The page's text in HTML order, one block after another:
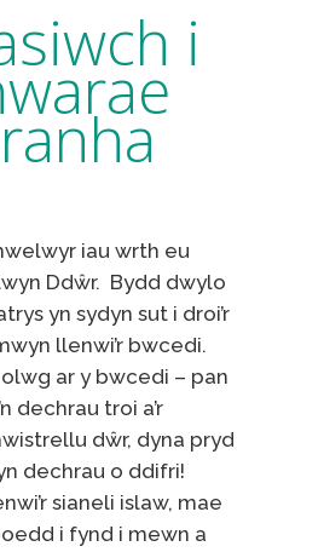
i
iau wrth eu
Ddŵr. Bydd dwylo
yn sydyn sut i droi’r
llenwi’r bwcedi.
ar y bwcedi – pan
dechrau troi a’r
dŵr, dyna pryd
dechrau o ddifri!
sianeli islaw, mae
i fynd i mewn a